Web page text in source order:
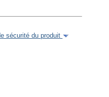
sécurité du produit